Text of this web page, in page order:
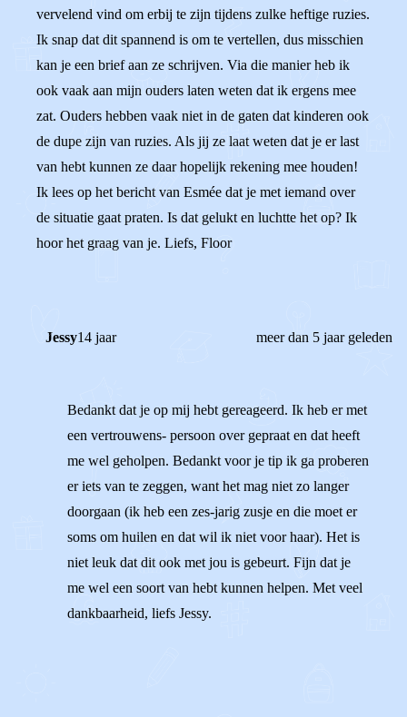
vervelend vind om erbij te zijn tijdens zulke heftige ruzies.
Ik snap dat dit spannend is om te vertellen, dus misschien
kan je een brief aan ze schrijven. Via die manier heb ik
ook vaak aan mijn ouders laten weten dat ik ergens mee
zat. Ouders hebben vaak niet in de gaten dat kinderen ook
de dupe zijn van ruzies. Als jij ze laat weten dat je er last
van hebt kunnen ze daar hopelijk rekening mee houden!
Ik lees op het bericht van Esmée dat je met iemand over
de situatie gaat praten. Is dat gelukt en luchtte het op? Ik
hoor het graag van je. Liefs, Floor
Jessy14 jaar meer dan 5 jaar geleden
Bedankt dat je op mij hebt gereageerd. Ik heb er met
een vertrouwens- persoon over gepraat en dat heeft
me wel geholpen. Bedankt voor je tip ik ga proberen
er iets van te zeggen, want het mag niet zo langer
doorgaan (ik heb een zes-jarig zusje en die moet er
soms om huilen en dat wil ik niet voor haar). Het is
niet leuk dat dit ook met jou is gebeurt. Fijn dat je
me wel een soort van hebt kunnen helpen. Met veel
dankbaarheid, liefs Jessy.